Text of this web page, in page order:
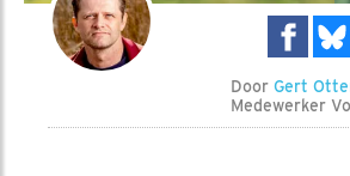
Door Gert
Medewerker